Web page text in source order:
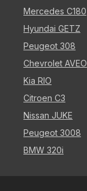
Mercedes C180
Hyundai GETZ
Peugeot 308
Chevrolet AVEO
Kia RIO
Citroen C3
Nissan JUKE
Peugeot 3008
BMW 320i